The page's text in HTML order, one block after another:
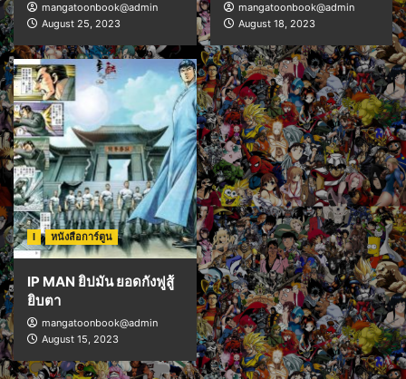
mangatoonbook@admin
August 25, 2023
mangatoonbook@admin
August 18, 2023
I หนังสือการ์ตูน
IP MAN ยิปมัน ยอดกังฟูสู้
ยิบตา
mangatoonbook@admin
August 15, 2023